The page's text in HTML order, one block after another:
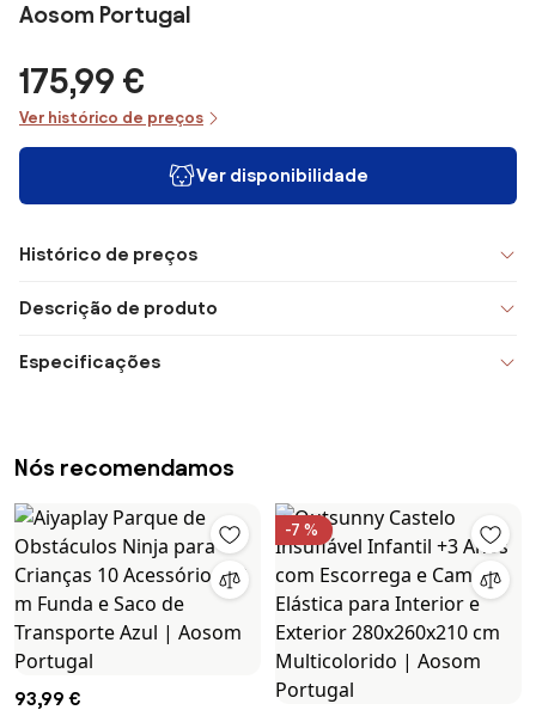
Aosom Portugal
175,99 €
Ver histórico de preços
Ver disponibilidade
Histórico de preços
Descrição de produto
Especificações
Nós recomendamos
93,99 €
-7 %